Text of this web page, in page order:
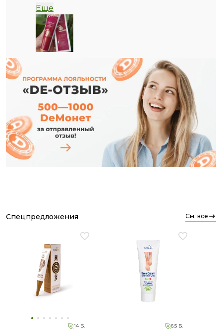
плачь… Отеки, тяжесть — знакомо?
Попробовала этот крем — и, честно говоря,
приятно удивилась! Наносила его каждый вечер
после душа, слегка втирая.
Что заметила уже в первую неделю:
ноги стали меньше отекать;
пропало это противное чувство тяжести;
появилось приятное ощущение свежести и
лёгкости, будто я только что из прохладного душа
вышла;
визуально сосудистая сеточка стала менее
заметной (может, из‑за того, что спал отёк).
Охлаждающий эффект — просто спасение после
долгого дня на каблуках. Теперь это мой must‑have
в ежедневном уходе! Очень рекомендую тем, кто
Еще
спецпредложения см. все
14 Б.
6.5 Б.